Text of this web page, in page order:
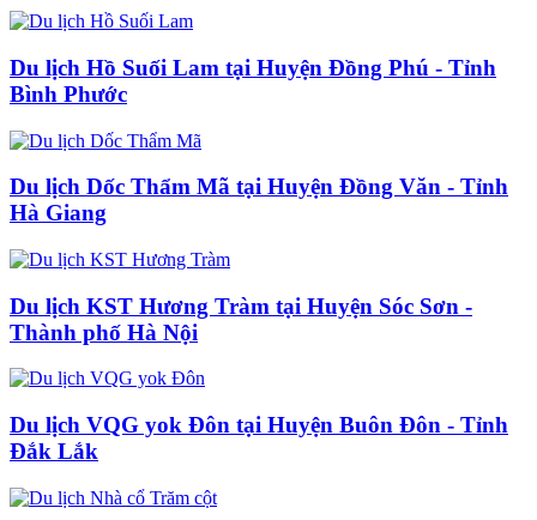
Du lịch Hồ Suối Lam tại Huyện Đồng Phú - Tỉnh
Bình Phước
Du lịch Dốc Thẩm Mã tại Huyện Đồng Văn - Tỉnh
Hà Giang
Du lịch KST Hương Tràm tại Huyện Sóc Sơn -
Thành phố Hà Nội
Du lịch VQG yok Đôn tại Huyện Buôn Đôn - Tỉnh
Đắk Lắk